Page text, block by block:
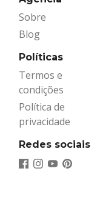
Sobre
Blog
Políticas
Termos e
condições
Política de
privacidade
Redes sociais